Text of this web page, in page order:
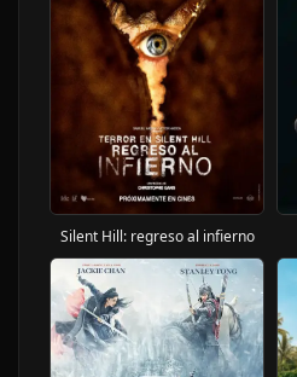
Silent Hill: regreso al infierno